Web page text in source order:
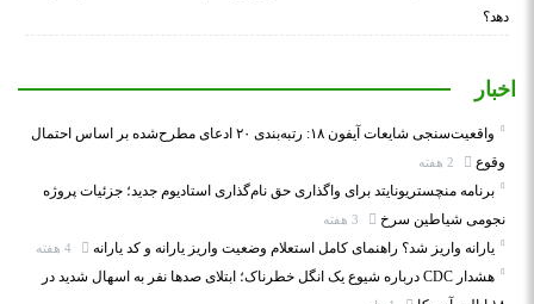
دهد؟
اخبار
واقعیت‌سنجی شایعات آیفون ۱۸: رتبه‌بندی ۲۰ ادعای مطرح‌شده بر اساس احتمال
وقوع
برنامه منچستریونایتد برای واگذاری حق نام‌گذاری استادیوم جدید؛ جزئیات پروژه
نجومی شیاطین سرخ
یارانه واریز شد؟ راهنمای کامل استعلام وضعیت واریز یارانه و کد یارانه
هشدار CDC درباره شیوع یک انگل خطرناک؛ ابتلای صدها نفر به اسهال شدید در